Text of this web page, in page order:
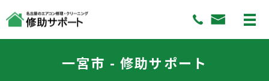
一宮市 - 修助サポート